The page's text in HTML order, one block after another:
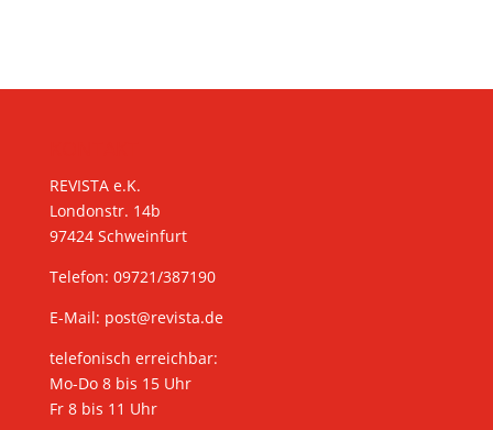
REVISTA e.K.
Londonstr. 14b
97424 Schweinfurt
Telefon: 09721/387190
E-Mail: post@revista.de
telefonisch erreichbar:
Mo-Do 8 bis 15 Uhr
Fr 8 bis 11 Uhr